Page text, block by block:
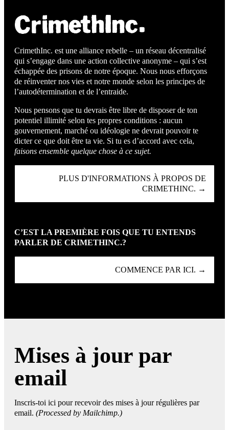
CrimethInc. est une alliance rebelle – un réseau décentralisé
qui s’engage dans une action collective anonyme – qui s’est
échappée des prisons de notre époque. Nous nous efforçons
de réinventer nos vies et notre monde selon les principes de
l’autodétermination et de l’entraide.
Nous pensons que tu devrais être libre de disposer de ton
potentiel illimité selon tes propres conditions : aucun
gouvernement, marché ou idéologie ne devrait pouvoir te
dicter ce que doit être ta vie. Si tu es d’accord avec cela,
faisons ensemble quelque chose à ce sujet.
PLUS D'INFORMATIONS À PROPOS DE
CRIMETHINC. →
C’EST LA PREMIÈRE FOIS QUE TU ENTENDS
PARLER DE CRIMETHINC.?
COMMENCE PAR ICI. →
Mises à jour par
email
Inscris-toi ici pour recevoir des mises à jour régulières par
email. (Processed by Mailchimp.)